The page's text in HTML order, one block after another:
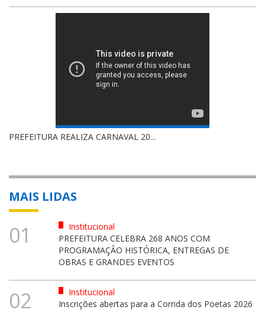
PRIMEIRO ATO DO GOVERNO ...
MAIS LIDAS
01
Institucional
PREFEITURA CELEBRA 268 ANOS COM
PROGRAMAÇÃO HISTÓRICA, ENTREGAS DE
OBRAS E GRANDES EVENTOS
02
Institucional
Inscrições abertas para a Corrida dos Poetas 2026